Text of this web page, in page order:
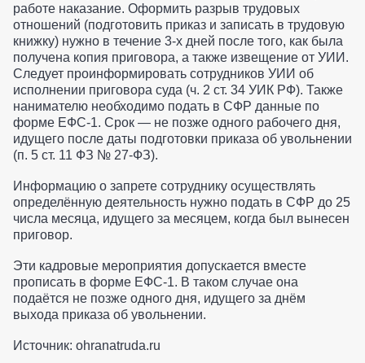
работе наказание. Оформить разрыв трудовых
отношений (подготовить приказ и записать в трудовую
книжку) нужно в течение 3-х дней после того, как была
получена копия приговора, а также извещение от УИИ.
Следует проинформировать сотрудников УИИ об
исполнении приговора суда (ч. 2 ст. 34 УИК РФ). Также
нанимателю необходимо подать в СФР данные по
форме ЕФС-1. Срок — не позже одного рабочего дня,
идущего после даты подготовки приказа об увольнении
(п. 5 ст. 11 ФЗ № 27-ФЗ).
Информацию о запрете сотруднику осуществлять
определённую деятельность нужно подать в СФР до 25
числа месяца, идущего за месяцем, когда был вынесен
приговор.
Эти кадровые мероприятия допускается вместе
прописать в форме ЕФС-1. В таком случае она
подаётся не позже одного дня, идущего за днём
выхода приказа об увольнении.
Источник: ohranatruda.ru